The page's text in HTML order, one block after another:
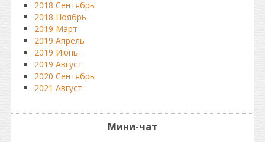
2018 Сентябрь
2018 Ноябрь
2019 Март
2019 Апрель
2019 Июнь
2019 Август
2020 Сентябрь
2021 Август
Мини-чат